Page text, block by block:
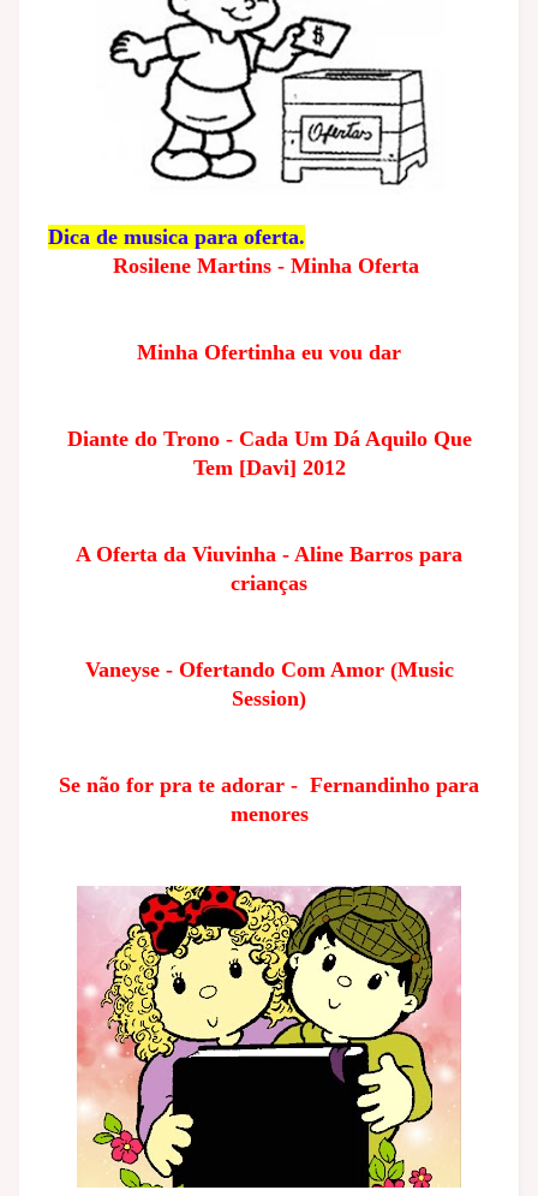
Dica de musica para oferta.
Rosilene Martins - Minha Oferta
Minha Ofertinha eu vou dar
Diante do Trono - Cada Um Dá Aquilo Que
Tem [Davi] 2012
A Oferta da Viuvinha - Aline Barros para
crianças
Vaneyse - Ofertando Com Amor (Music
Session)
Se não for pra te adorar - Fernandinho para
menores